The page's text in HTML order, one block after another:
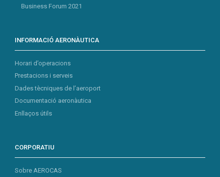
Business Forum 2021
INFORMACIÓ AERONÀUTICA
Horari d’operacions
Prestacions i serveis
Dades tècniques de l’aeroport
Documentació aeronàutica
Enllaços útils
CORPORATIU
Sobre AEROCAS